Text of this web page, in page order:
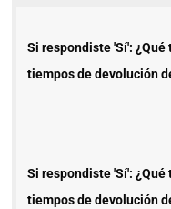
Si respondiste 'Sí':
tiempos de devolución
Si respondiste 'Sí':
tiempos de devolución